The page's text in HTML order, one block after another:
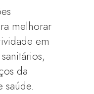
melhorar
em
da
saúde.